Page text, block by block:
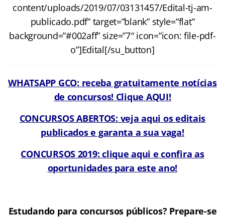
content/uploads/2019/07/03131457/Edital-tj-am-
publicado.pdf” target=”blank” style=”flat”
background=”#002aff” size=”7″ icon=”icon: file-pdf-
o”]Edital[/su_button]
WHATSAPP GCO: receba gratuitamente notícias
de concursos! Clique AQUI!
CONCURSOS ABERTOS: veja aqui os editais
publicados e garanta a sua vaga!
CONCURSOS 2019: clique aqui e confira as
oportunidades para este ano!
Estudando para concursos públicos? Prepare-se